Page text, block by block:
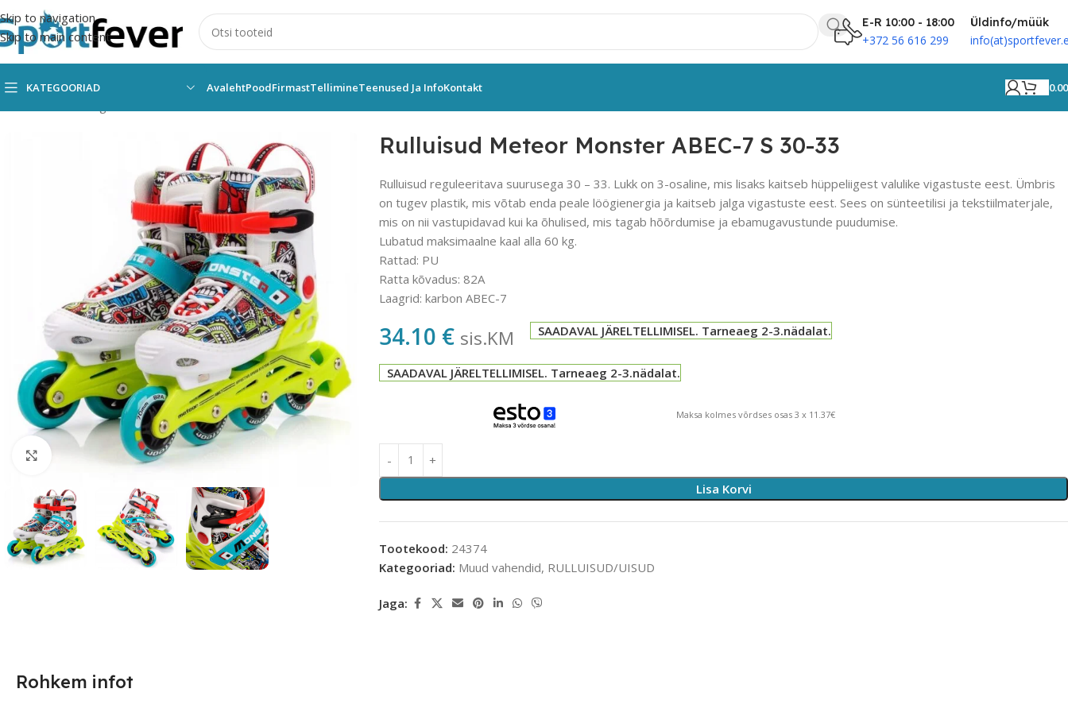
Skip to navigation
Skip to main content
E-R 10:00 - 18:00
+372 56 616 299
Üldinfo/müük
KATEGOORIAD AvalehtPoodFirmastTellimineTeenused Ja InfoKontakt
Suurendamiseks klõpsake
Rulluisud Meteor Monster ABEC-7 S 30-33
Rulluisud reguleeritava suurusega 30 – 33. Lukk on 3-osaline, mis lisaks kaitseb hüppeliigest valulike vigastuste eest. Ümbris
on tugev plastik, mis võtab enda peale löögienergia ja kaitseb jalga vigastuste eest. Sees on sünteetilisi ja tekstiilmaterjale,
mis on nii vastupidavad kui ka õhulised, mis tagab hõõrdumise ja ebamugavustunde puudumise.
Lubatud maksimaalne kaal alla 60 kg.
Rattad: PU
Ratta kõvadus: 82A
Laagrid: karbon ABEC-7
34.10 € sis.KM SAADAVAL JÄRELTELLIMISEL. Tarneaeg 2-3.nädalat.
SAADAVAL JÄRELTELLIMISEL. Tarneaeg 2-3.nädalat.
Maksa kolmes võrdses osas 3 x 11.37€
Lisa Korvi
Tootekood: 24374
Kategooriad: Muud vahendid, RULLUISUD/UISUD
Jaga:
Rohkem infot